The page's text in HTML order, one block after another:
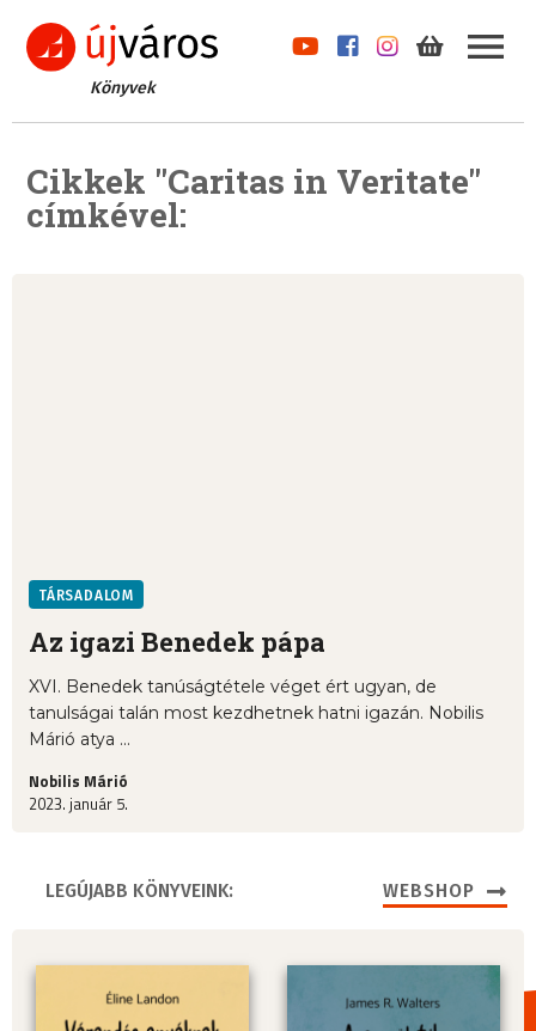
Könyvek
Cikkek "Caritas in Veritate"
címkével:
TÁRSADALOM
Az igazi Benedek pápa
XVI. Benedek tanúságtétele véget ért ugyan, de
tanulságai talán most kezdhetnek hatni igazán. Nobilis
Márió atya ...
Nobilis Márió
2023. január 5.
LEGÚJABB KÖNYVEINK: WEBSHOP